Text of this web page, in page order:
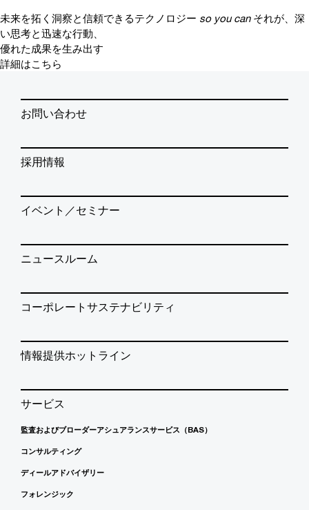
未来を拓く洞察と信頼できるテクノロジー so you can それが、深
い思考と迅速な行動、
優れた成果を生み出す
詳細はこちら
お問い合わせ
採用情報
イベント／セミナー
ニュースルーム
コーポレートサステナビリティ
情報提供ホットライン
サービス
監査およびブローダーアシュアランスサービス（BAS）
コンサルティング
ディールアドバイザリー
フォレンジック